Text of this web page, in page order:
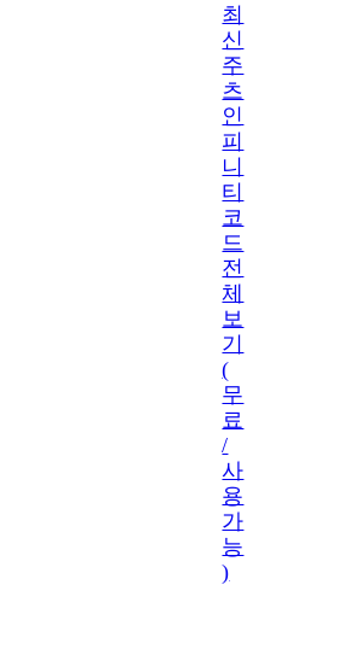
최
신
주
츠
인
피
니
티
코
드
전
체
보
기
(
무
료
/
사
용
가
능
)